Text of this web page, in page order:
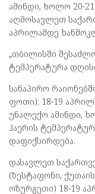
ამინდი, ხოლო 20-
აღმოსავლეთ
აპრილამდე
„თბილისში
ტემპერატურა
სანაპირო
ფოთი): 18-19
უნალექო ამინდი,
ჰაერის
დაფიქსირდება.
დასავლეთ
(ზესტაფონი,
ოზურგეთი) 18-19